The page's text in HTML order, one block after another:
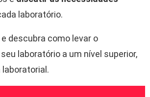
laboratório.
descubra como levar o
laboratório a um nível superior,